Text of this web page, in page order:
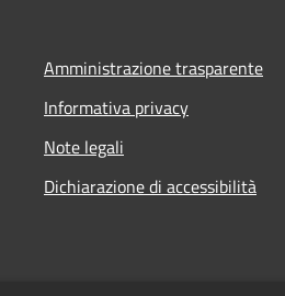
Amministrazione trasparente
Informativa privacy
Note legali
Dichiarazione di accessibilità